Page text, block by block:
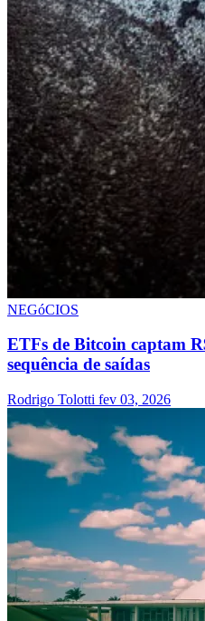
NEGóCIOS
ETFs de Bitcoin captam
sequência de saídas
Rodrigo Tolotti fev 03, 2026